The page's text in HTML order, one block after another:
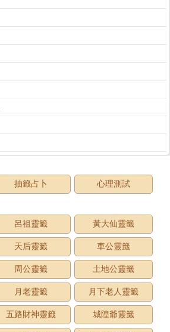
抽籤占卜 心理測試
呂祖靈籤 黃大仙靈籤
天后靈籤 車公靈籤
周公靈籤 土地公靈籤
月老靈籤 月下老人靈籤
五路財神靈籤 城隍爺靈籤